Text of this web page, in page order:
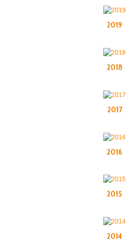
2019
2018
2017
2016
2015
2014